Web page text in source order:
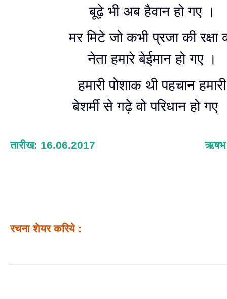
बूढ़े भी अब हैवान हो गए ।
मर मिटे जो कभी प्रजा की रक्षा
नेता हमारे बेईमान हो गए ।
हमारी पोशाक थी पहचान हमारी
बेशर्मी से गढ़े वो परिधान हो गए
तारीख: 16.06.2017 ऋषभ
रचना शेयर करिये :